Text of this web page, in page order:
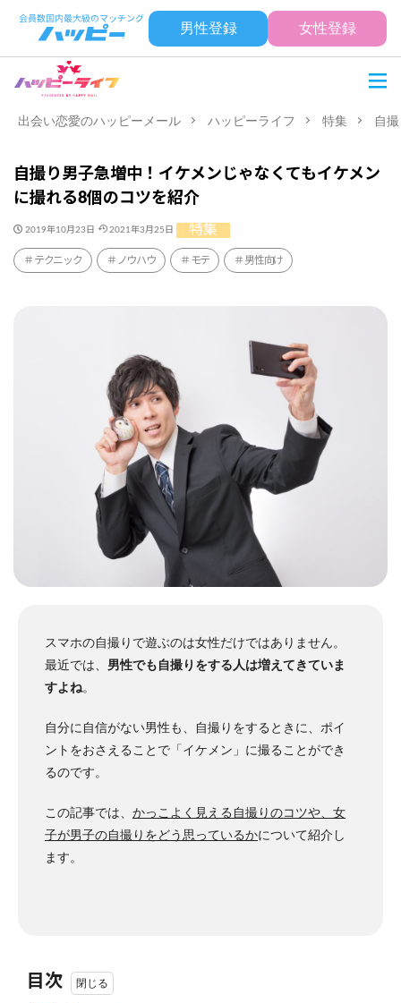
男性登録 女性登録
出会い恋愛のハッピーメール ハッピーライフ 特集 自
自撮り男子急増中！イケメンじゃなくてもイケメン
に撮れる8個のコツを紹介
2019年10月23日 2021年3月25日 特集
テクニック ノウハウ モテ 男性向け
スマホの自撮りで遊ぶのは女性だけではありません。
最近では、 男性でも自撮りをする人は増えてきていま
すよね。
自分に自信がない男性も、自撮りをするときに、ポイ
ントをおさえることで「イケメン」に撮ることができ
るのです。
この記事では、 かっこよく見える自撮りのコツや、女
子が男子の自撮りをどう思っているかについて紹介し
ます。
目次